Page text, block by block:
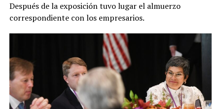
Después de la exposición tuvo lugar el almuerzo
correspondiente con los empresarios.